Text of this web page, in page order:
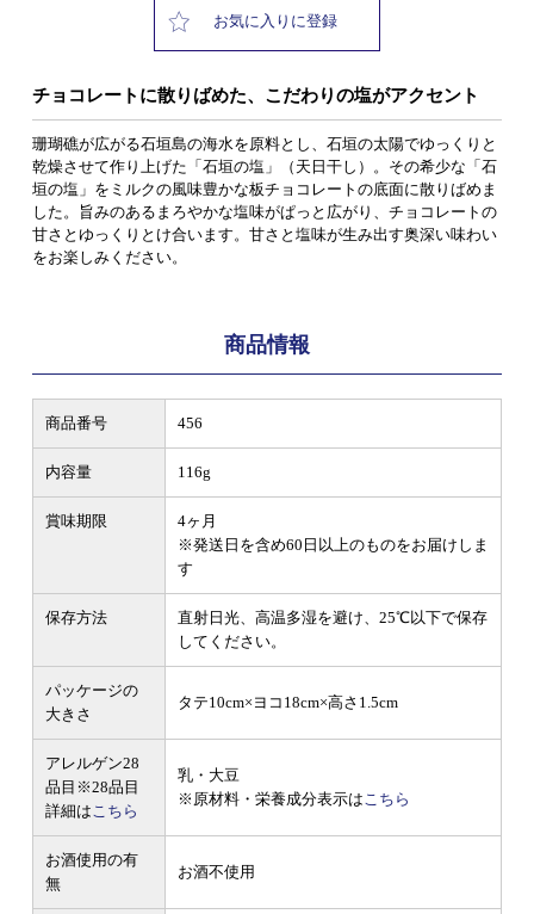
お気に入りに登録
チョコレートに散りばめた、こだわりの塩がアクセント
珊瑚礁が広がる石垣島の海水を原料とし、石垣の太陽でゆっくりと
乾燥させて作り上げた「石垣の塩」（天日干し）。その希少な「石
垣の塩」をミルクの風味豊かな板チョコレートの底面に散りばめま
した。旨みのあるまろやかな塩味がぱっと広がり、チョコレートの
甘さとゆっくりとけ合います。甘さと塩味が生み出す奥深い味わい
をお楽しみください。
商品情報
商品番号 456
内容量 116g
賞味期限
4ヶ月
※発送日を含め60日以上のものをお届けしま
す
保存方法
直射日光、高温多湿を避け、25℃以下で保存
してください。
パッケージの
大きさ
タテ10cm×ヨコ18cm×高さ1.5cm
アレルゲン28
品目 ※28品目
詳細はこちら
乳・大豆
※原材料・栄養成分表示はこちら
お酒使用の有
無
お酒不使用